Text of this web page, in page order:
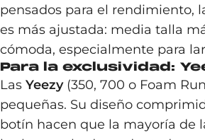
pensados para el rendimiento,
es más ajustada: media talla
cómoda, especialmente para
Para la exclusividad:
Las Yeezy(350, 700 o Foam
pequeñas. Su diseño
botín hacen que la mayoría de